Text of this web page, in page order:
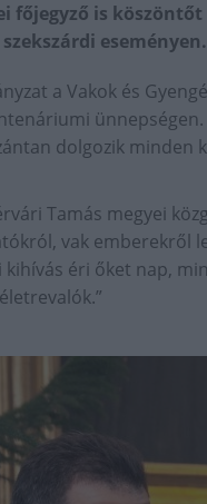
főjegyző is
eseményen.
a Vakok és
dolgozik
Tamás megyei
vak emberekről
éri őket nap,